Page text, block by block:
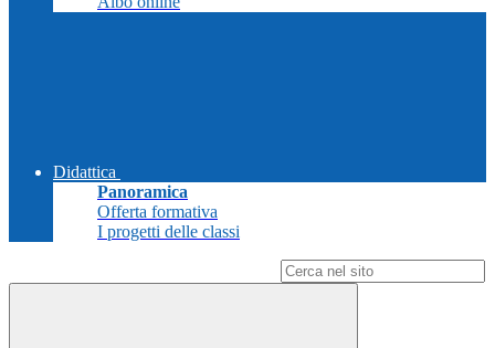
Didattica
Panoramica
Offerta formativa
I progetti delle classi